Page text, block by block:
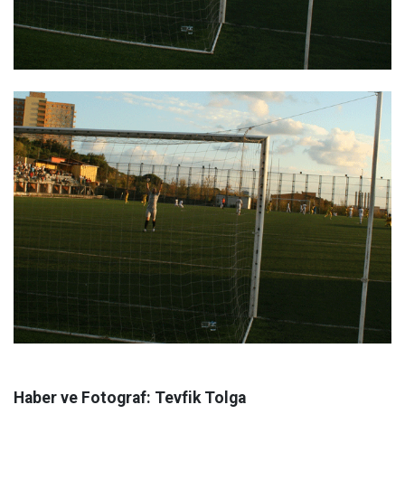
Haber ve Fotograf: Tevfik Tolga